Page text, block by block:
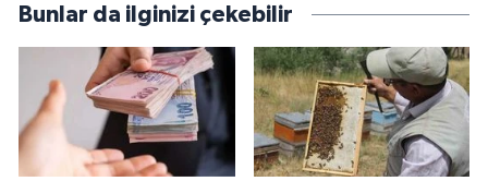
Bunlar da ilginizi çekebilir